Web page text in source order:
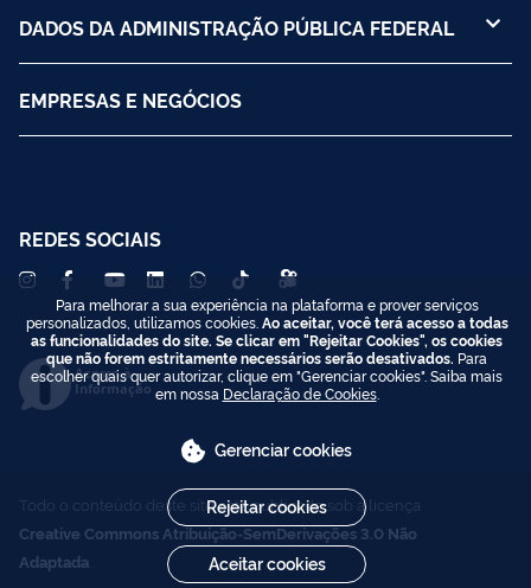
DADOS DA ADMINISTRAÇÃO PÚBLICA FEDERAL
EMPRESAS E NEGÓCIOS
REDES SOCIAIS
Acesso à
Informação
Todo o conteúdo deste site está publicado sob a licença
Creative Commons Atribuição-SemDerivações 3.0 Não
Adaptada
Para melhorar a sua experiência na plataforma e prover serviços
personalizados, utilizamos cookies. Ao aceitar, você terá acesso a todas
as funcionalidades do site. Se clicar em "Rejeitar Cookies", os cookies
que não forem estritamente necessários serão desativados. Para
escolher quais quer autorizar, clique em "Gerenciar cookies". Saiba mais
em nossa Declaração de Cookies.
Gerenciar cookies
Rejeitar cookies
Aceitar cookies